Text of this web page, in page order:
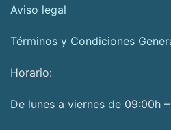
Aviso legal
Términos y Condiciones
Horario:
De lunes a viernes de 09:00h